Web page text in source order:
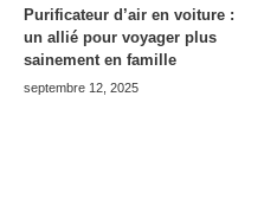
Purificateur d’air en voiture :
un allié pour voyager plus
sainement en famille
septembre 12, 2025